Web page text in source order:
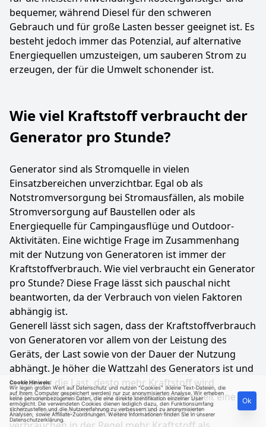
bequemer, während Diesel für den schweren
Gebrauch und für große Lasten besser geeignet ist. Es
besteht jedoch immer das Potenzial, auf alternative
Energiequellen umzusteigen, um sauberen Strom zu
erzeugen, der für die Umwelt schonender ist.
Wie viel Kraftstoff verbraucht der
Generator pro Stunde?
Generator sind als Stromquelle in vielen
Einsatzbereichen unverzichtbar. Egal ob als
Notstromversorgung bei Stromausfällen, als mobile
Stromversorgung auf Baustellen oder als
Energiequelle für Campingausflüge und Outdoor-
Aktivitäten. Eine wichtige Frage im Zusammenhang
mit der Nutzung von Generatoren ist immer der
Kraftstoffverbrauch. Wie viel verbraucht ein Generator
pro Stunde? Diese Frage lässt sich pauschal nicht
beantworten, da der Verbrauch von vielen Faktoren
abhängig ist.
Generell lässt sich sagen, dass der Kraftstoffverbrauch
von Generatoren vor allem von der Leistung des
Geräts, der Last sowie von der Dauer der Nutzung
abhängt. Je höher die Wattzahl des Generators ist und
je stärker die Last, desto mehr Kraftstoff wird
verbraucht. Auch die Art des Kraftstoffs spielt eine
Rolle. Generatoren mit einem Benzinmotor
Cookie Hinweis:
Wir legen großen Wert auf Datenschutz und nutzen "Cookies" (kleine Text-Dateien, die
auf Ihrem Computer gespeichert werden) nur zur anonymisierten Analyse. Wir erheben
keine personenbezogenen Daten, die eine direkte Identifikation einzelner User
ermöglicht. Die verwendeten Cookies dienen lediglich dazu, den Funktionsumfang
sicherzustellen und die Nutzererfahrung zu verbessern und zu anonymisierten
Analysen, sowie Affiliate-Zuordnungen. Weitere Informationen finden Sie in unserer
Datenschutzerklärung
Ok